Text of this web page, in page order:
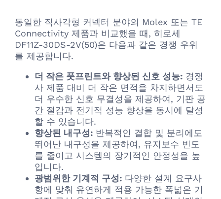
동일한 직사각형 커넥터 분야의 Molex 또는 TE
Connectivity 제품과 비교했을 때, 히로세
DF11Z-30DS-2V(50)은 다음과 같은 경쟁 우위
를 제공합니다.
더 작은 풋프린트와 향상된 신호 성능: 경쟁
사 제품 대비 더 작은 면적을 차지하면서도
더 우수한 신호 무결성을 제공하여, 기판 공
간 절감과 전기적 성능 향상을 동시에 달성
할 수 있습니다.
향상된 내구성: 반복적인 결합 및 분리에도
뛰어난 내구성을 제공하여, 유지보수 빈도
를 줄이고 시스템의 장기적인 안정성을 높
입니다.
광범위한 기계적 구성: 다양한 설계 요구사
항에 맞춰 유연하게 적용 가능한 폭넓은 기